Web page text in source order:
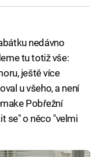
nedávno
tu totiž vše:
ještě více
u všeho, a není
Pobřežní
se" o něco "velmi